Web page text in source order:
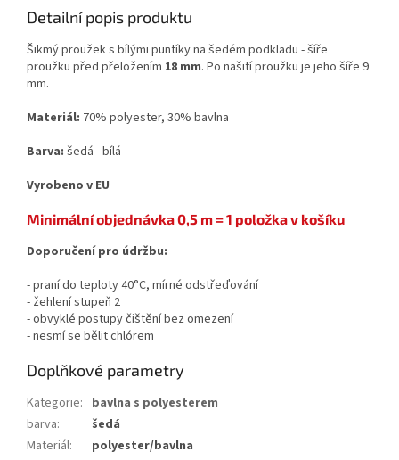
Detailní popis produktu
Šikmý proužek s bílými puntíky na šedém podkladu - šíře
proužku před přeložením 18 mm. Po našití proužku je jeho šíře 9
mm.
Materiál: 70% polyester, 30% bavlna
Barva: šedá - bílá
Vyrobeno v EU
Minimální objednávka 0,5 m = 1 položka v košíku
Doporučení pro údržbu:
- praní do teploty 40°C, mírné odstřeďování
- žehlení stupeň 2
- obvyklé postupy čištění bez omezení
- nesmí se bělit chlórem
Doplňkové parametry
Kategorie: bavlna s polyesterem
barva:
šedá
Materiál:
polyester/bavlna